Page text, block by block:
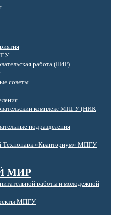
работа (НИР)
советы
комплекс МПГУ (НИК
подразделения
Технопарк «Кванториум» МПГУ
МИР
работы и молодежной
МПГУ